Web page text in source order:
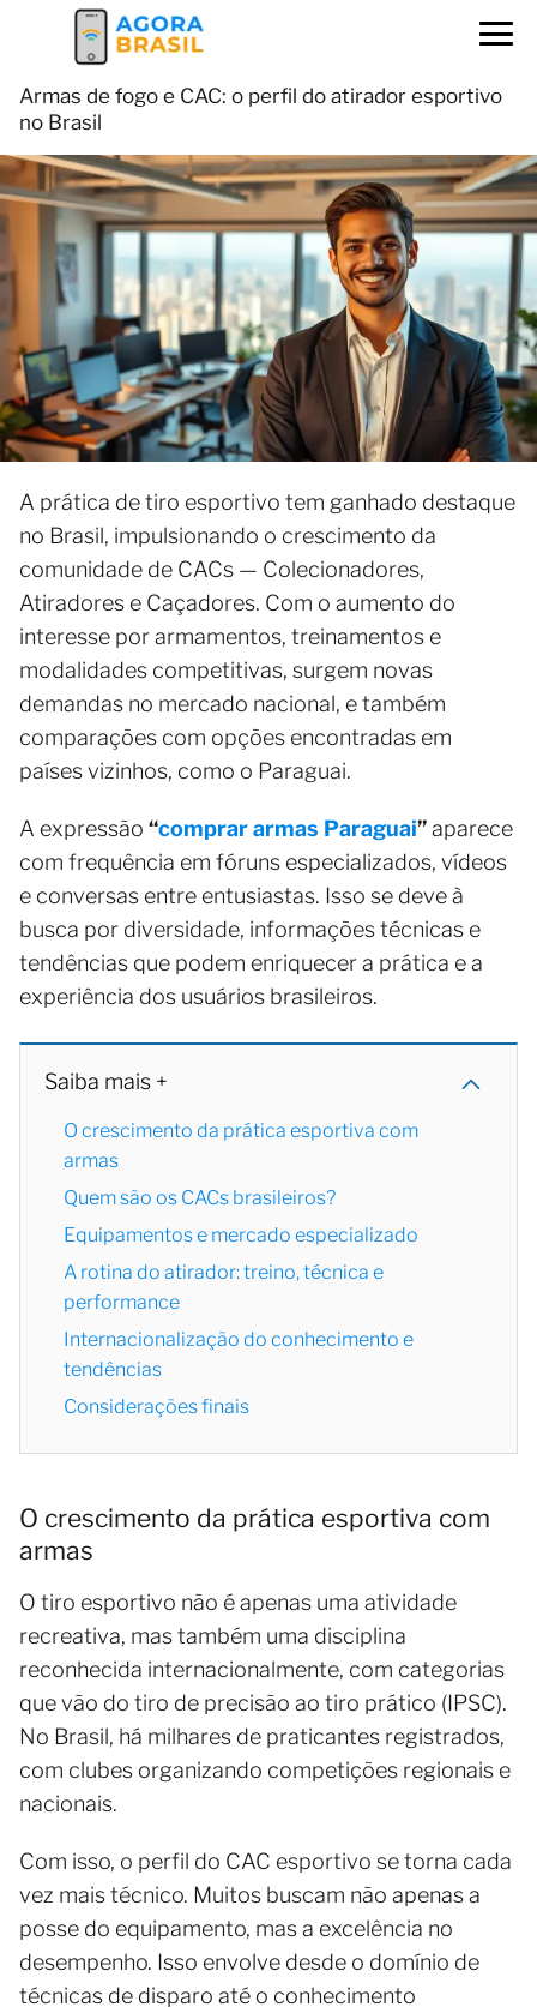
Armas de fogo e CAC: o perfil do atirador esportivo
no Brasil
A prática de tiro esportivo tem ganhado destaque
no Brasil, impulsionando o crescimento da
comunidade de CACs — Colecionadores,
Atiradores e Caçadores. Com o aumento do
interesse por armamentos, treinamentos e
modalidades competitivas, surgem novas
demandas no mercado nacional, e também
comparações com opções encontradas em
países vizinhos, como o Paraguai.
A expressão “comprar armas Paraguai”aparece
com frequência em fóruns especializados, vídeos
e conversas entre entusiastas. Isso se deve à
busca por diversidade, informações técnicas e
tendências que podem enriquecer a prática e a
experiência dos usuários brasileiros.
Saiba mais +
O crescimento da prática esportiva com
armas
Quem são os CACs brasileiros?
Equipamentos e mercado especializado
A rotina do atirador: treino, técnica e
performance
Internacionalização do conhecimento e
tendências
Considerações finais
O crescimento da prática esportiva com
armas
O tiro esportivo não é apenas uma atividade
recreativa, mas também uma disciplina
reconhecida internacionalmente, com categorias
que vão do tiro de precisão ao tiro prático (IPSC).
No Brasil, há milhares de praticantes registrados,
com clubes organizando competições regionais e
nacionais.
Com isso, o perfil do CAC esportivo se torna cada
vez mais técnico. Muitos buscam não apenas a
posse do equipamento, mas a excelência no
desempenho. Isso envolve desde o domínio de
técnicas de disparo até o conhecimento